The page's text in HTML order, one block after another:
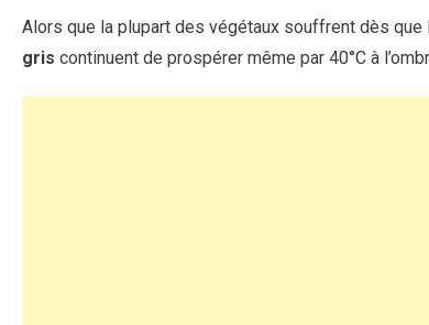
Alors que la plupart des végétaux souffrent dès
gris continuent de prospérer même par 40°C à